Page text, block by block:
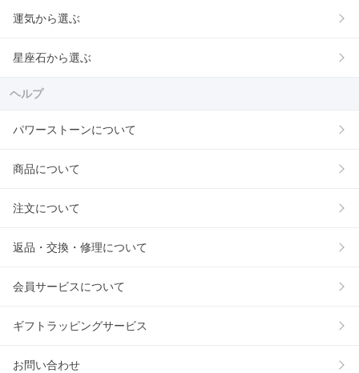
運気から選ぶ
星座石から選ぶ
ヘルプ
パワーストーンについて
商品について
注文について
返品・交換・修理について
会員サービスについて
ギフトラッピングサービス
お問い合わせ